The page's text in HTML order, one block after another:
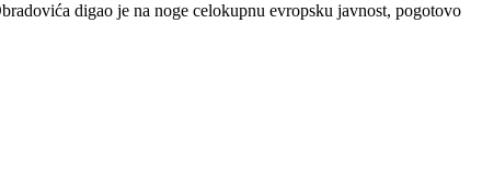
digao je na noge celokupnu evropsku javnost, pogotovo